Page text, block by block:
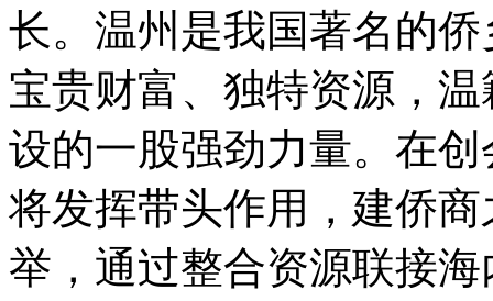
长。温州是我国著名的
宝贵财富、独特资源，
设的一股强劲力量。在
将发挥带头作用，建侨
举，通过整合资源联接